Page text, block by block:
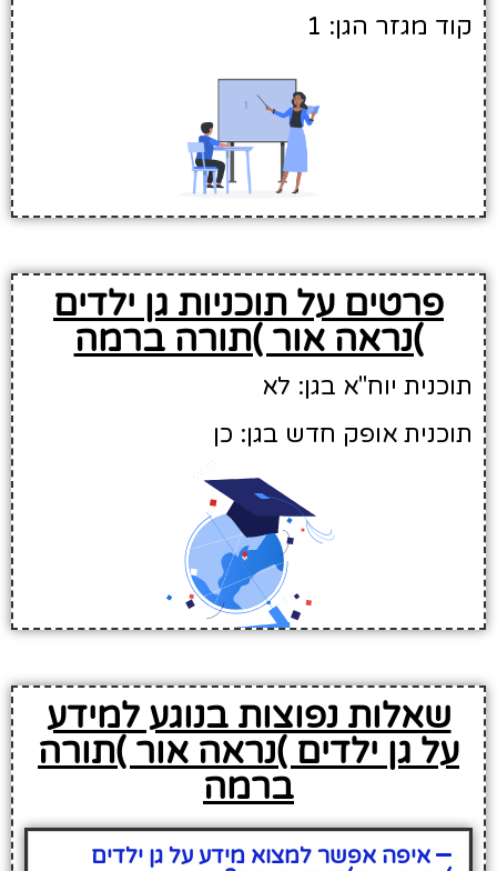
קוד מגזר הגן: 1
פרטים על תוכניות גן ילדים
)נראה אור )תורה ברמה
תוכנית יוח"א בגן: לא
תוכנית אופק חדש בגן: כן
שאלות נפוצות בנוגע למידע
על גן ילדים )נראה אור )תורה
ברמה
איפה אפשר למצוא מידע על גן ילדים